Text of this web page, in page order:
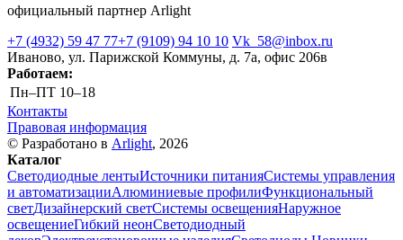
официальный партнер Arlight
+7 (4932) 59 47 77+7 (9109) 94 10 10 Vk_58@inbox.ru
Иваново, ул. Парижской Коммуны, д. 7а, офис 206в
Работаем:
Пн–ПТ 10–18
Контакты
Правовая информация
© Разработано в Arlight, 2026
Каталог
Светодиодные лентыИсточники питанияСистемы управления
и автоматизацииАлюминиевые профилиФункциональный
светДизайнерский светСистемы освещенияНаружное
освещениеГибкий неонСветодиодный